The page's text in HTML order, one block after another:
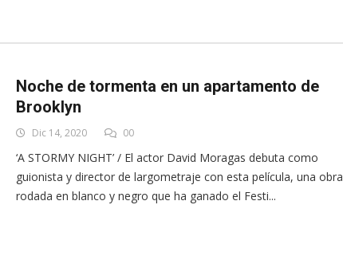
Noche de tormenta en un apartamento de
Brooklyn
Dic 14, 2020 00
‘A STORMY NIGHT’ / El actor David Moragas debuta como
guionista y director de largometraje con esta película, una obra
rodada en blanco y negro que ha ganado el Festi...